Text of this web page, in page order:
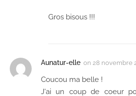
Gros bisous !!!
Aunatur-elle on 28 novembre
Coucou ma belle !
J'ai un coup de coeur